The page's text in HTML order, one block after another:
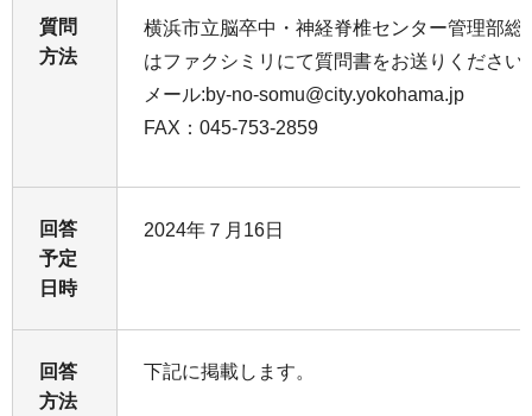
質問
方法
横浜市立脳卒中・神経脊椎センター管理部総
はファクシミリにて質問書をお送りください
メール:by-no-somu@city.yokohama.jp
FAX：045-753-2859
回答
予定
日時
2024年７月16日
回答
方法
下記に掲載します。